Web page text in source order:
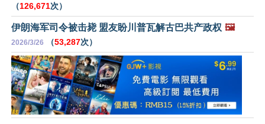
（126,671次）
伊朗海军司令被击毙 盟友盼川普瓦解古巴共产政权 🖼️
2026/3/26 （53,287次）